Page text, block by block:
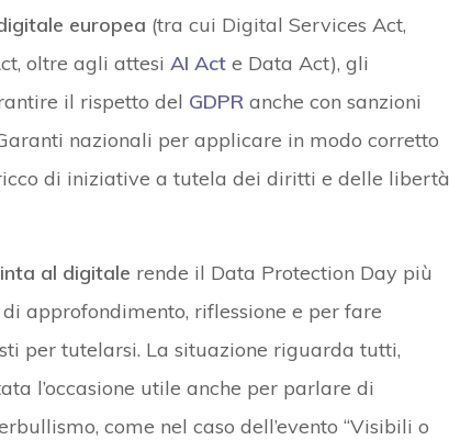
europea (tra cui Digital Services Act,
oltre agli attesi AI Acte Data Act), gli
il rispetto del GDPRanche con sanzioni
nazionali per applicare in modo corretto
di iniziative a tutela dei diritti e delle libertà
al digitale rende il Data Protection Day più
approfondimento, riflessione e per fare
per tutelarsi. La situazione riguarda tutti,
l’occasione utile anche per parlare di
come nel caso dell’evento “Visibili o